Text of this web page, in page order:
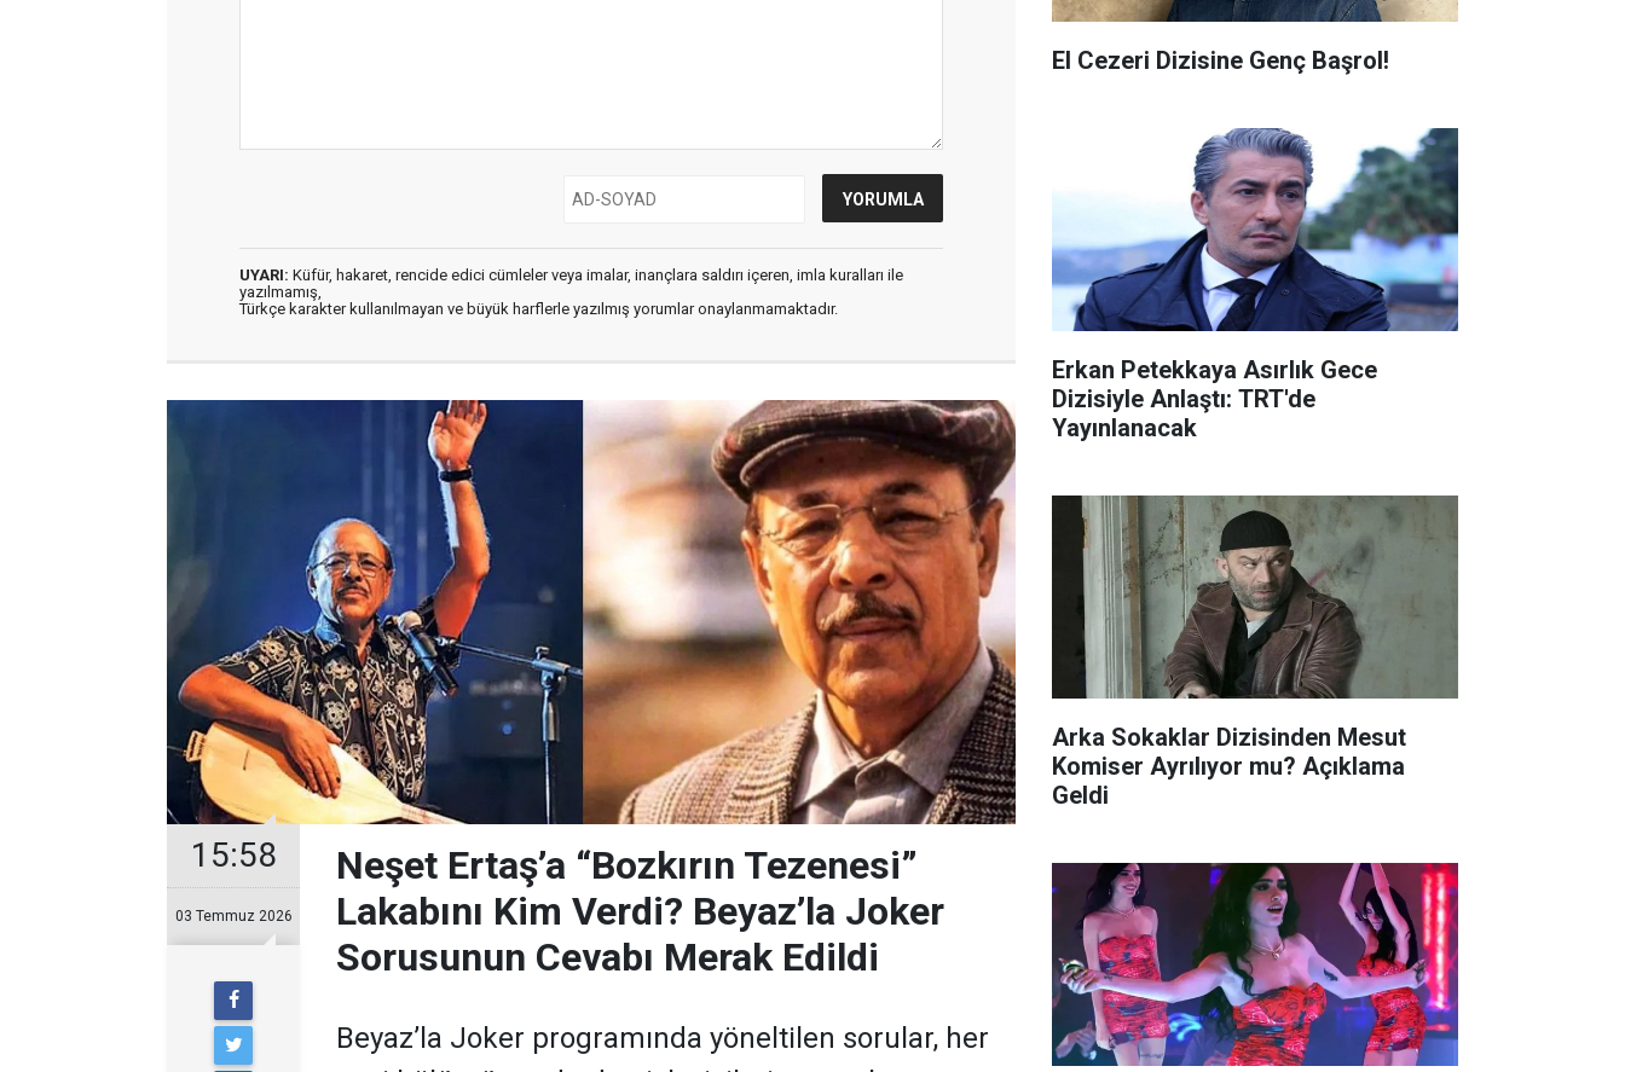
UYARI: Küfür, hakaret, rencide edici cümleler veya imalar, inançlara saldırı içeren, imla kuralları ile
yazılmamış,
Türkçe karakter kullanılmayan ve büyük harflerle yazılmış yorumlar onaylanmamaktadır.
15:58
03 Temmuz 2026
Neşet Ertaş’a “Bozkırın Tezenesi”
Lakabını Kim Verdi? Beyaz’la Joker
Sorusunun Cevabı Merak Edildi
Beyaz’la Joker programında yöneltilen sorular, her
El Cezeri Dizisine Genç Başrol!
Erkan Petekkaya Asırlık Gece
Dizisiyle Anlaştı: TRT'de
Yayınlanacak
Arka Sokaklar Dizisinden Mesut
Komiser Ayrılıyor mu? Açıklama
Geldi